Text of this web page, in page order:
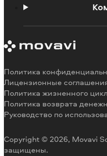
Инструкции
Системные
Отмена подписки
Способы оплаты
Возврат средств
Наши авторы
Почему выбирают
Вакансии
Copyright © 2026, Movavi
защищены.
Политика
Лицензионные
Политика жизненного
Политика возврата
Руководство по